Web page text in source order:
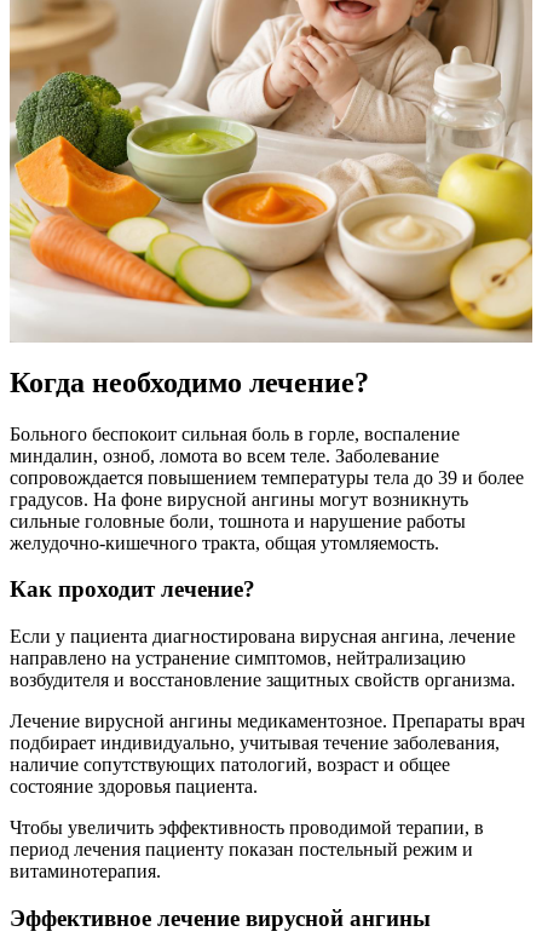
Когда необходимо лечение?
Больного беспокоит сильная боль в горле, воспаление
миндалин, озноб, ломота во всем теле. Заболевание
сопровождается повышением температуры тела до 39 и более
градусов. На фоне вирусной ангины могут возникнуть
сильные головные боли, тошнота и нарушение работы
желудочно-кишечного тракта, общая утомляемость.
Как проходит лечение?
Если у пациента диагностирована вирусная ангина, лечение
направлено на устранение симптомов, нейтрализацию
возбудителя и восстановление защитных свойств организма.
Лечение вирусной ангины медикаментозное. Препараты врач
подбирает индивидуально, учитывая течение заболевания,
наличие сопутствующих патологий, возраст и общее
состояние здоровья пациента.
Чтобы увеличить эффективность проводимой терапии, в
период лечения пациенту показан постельный режим и
витаминотерапия.
Эффективное лечение вирусной ангины